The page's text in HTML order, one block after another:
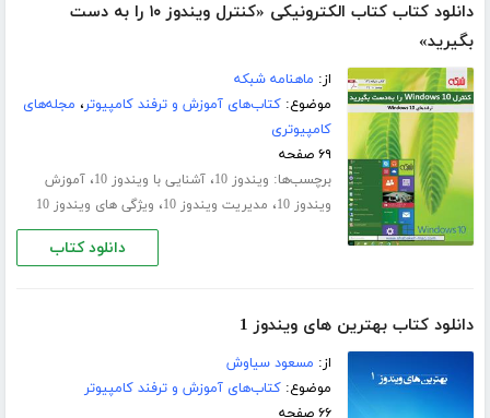
دانلود کتاب کتاب الکترونیکی «کنترل ویندوز ۱۰ را به دست
بگیرید»
از: ماهنامه شبکه
موضوع:کتاب‌های آموزش و ترفند کامپیوتر، مجله‌های
کامپیوتری
۶۹ صفحه
برچسب‌ها: ویندوز 10 ،آشنایی با ویندوز 10 ،آموزش
ویندوز 10
، مدیریت ویندوز 10 ، ویژگی های ویندوز 10
دانلود کتاب
دانلود کتاب بهترین های ویندوز 1
از: مسعود سیاوش
موضوع:کتاب‌های آموزش و ترفند کامپیوتر